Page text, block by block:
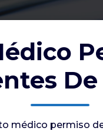
médico permiso